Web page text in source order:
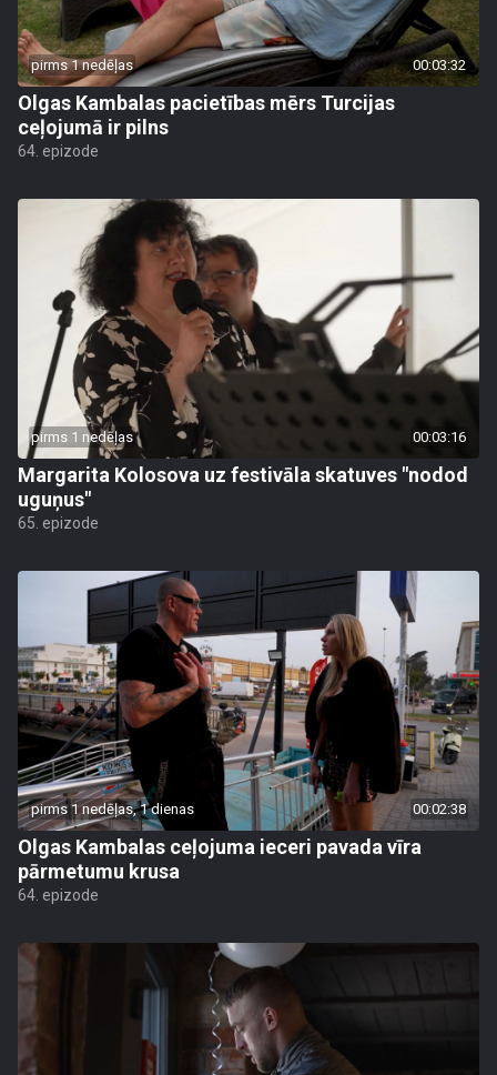
pirms 1 nedēļas 00:03:32
Olgas Kambalas pacietības mērs Turcijas
ceļojumā ir pilns
64. epizode
pirms 1 nedēļas 00:03:16
Margarita Kolosova uz festivāla skatuves "nodod
uguņus"
65. epizode
pirms 1 nedēļas, 1 dienas 00:02:38
Olgas Kambalas ceļojuma ieceri pavada vīra
pārmetumu krusa
64. epizode